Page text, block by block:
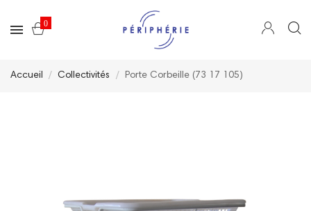
0
Accueil Collectivités Porte Corbeille (73 17 105)